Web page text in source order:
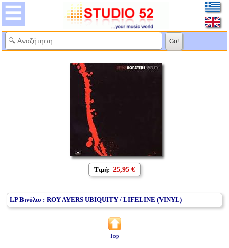
Τιμή: 25,95 €
LP Βινύλιο : ROY AYERS UBIQUITY / LIFELINE (VINYL)
Top